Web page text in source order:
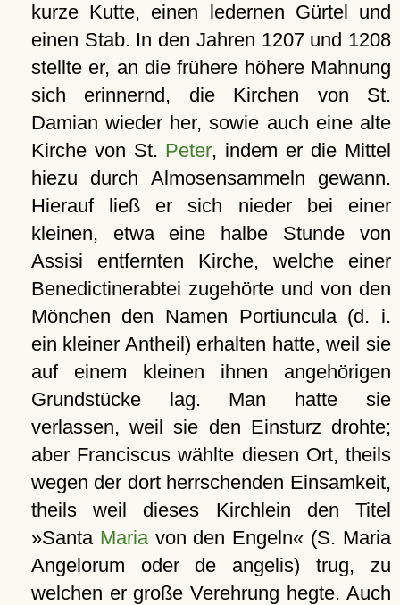
kurze Kutte, einen ledernen Gürtel und
einen Stab. In den Jahren 1207 und 1208
stellte er, an die frühere höhere Mahnung
sich erinnernd, die Kirchen von St.
Damian wieder her, sowie auch eine alte
Kirche von St. Peter, indem er die Mittel
hiezu durch Almosensammeln gewann.
Hierauf ließ er sich nieder bei einer
kleinen, etwa eine halbe Stunde von
Assisi entfernten Kirche, welche einer
Benedictinerabtei zugehörte und von den
Mönchen den Namen Portiuncula (d. i.
ein kleiner Antheil) erhalten hatte, weil sie
auf einem kleinen ihnen angehörigen
Grundstücke lag. Man hatte sie
verlassen, weil sie den Einsturz drohte;
aber Franciscus wählte diesen Ort, theils
wegen der dort herrschenden Einsamkeit,
theils weil dieses Kirchlein den Titel
»Santa Mariavon den Engeln« (S. Maria
Angelorum oder de angelis) trug, zu
welchen er große Verehrung hegte. Auch